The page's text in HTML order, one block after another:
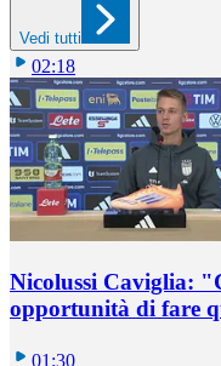
Vedi tutti
02:18
Nicolussi Caviglia:
opportunità di fare
01:30